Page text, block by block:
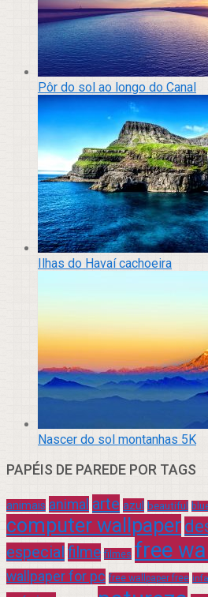
Pôr do sol ao longo do Canal
Ilhas do Havaí cachoeira
Nascer do sol montanhas 5K
PAPÉIS DE PAREDE POR TAGS
animais animal arte azul beautiful
computer wallpaper
especial filme filmes free
wallpaper for pc free wallpaper free